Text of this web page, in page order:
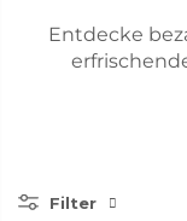
Entdecke
Filter